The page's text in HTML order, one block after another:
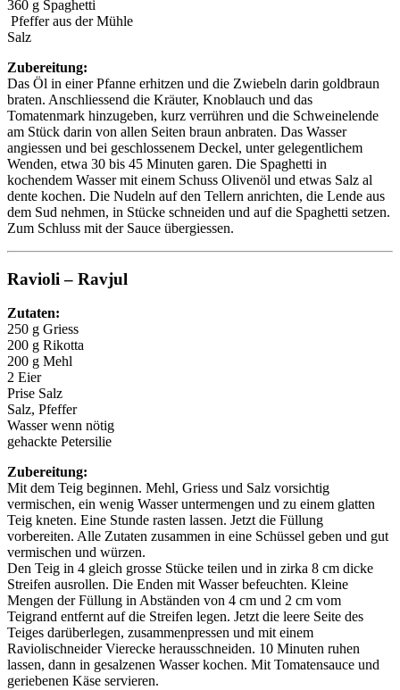
360 g Spaghetti
Pfeffer aus der Mühle
Salz
Zubereitung:
Das Öl in einer Pfanne erhitzen und die Zwiebeln darin goldbraun
braten. Anschliessend die Kräuter, Knoblauch und das
Tomatenmark hinzugeben, kurz verrühren und die Schweinelende
am Stück darin von allen Seiten braun anbraten. Das Wasser
angiessen und bei geschlossenem Deckel, unter gelegentlichem
Wenden, etwa 30 bis 45 Minuten garen. Die Spaghetti in
kochendem Wasser mit einem Schuss Olivenöl und etwas Salz al
dente kochen. Die Nudeln auf den Tellern anrichten, die Lende aus
dem Sud nehmen, in Stücke schneiden und auf die Spaghetti setzen.
Zum Schluss mit der Sauce übergiessen.
Ravioli – Ravjul
Zutaten:
250 g Griess
200 g Rikotta
200 g Mehl
2 Eier
Prise Salz
Salz, Pfeffer
Wasser wenn nötig
gehackte Petersilie
Zubereitung:
Mit dem Teig beginnen. Mehl, Griess und Salz vorsichtig
vermischen, ein wenig Wasser untermengen und zu einem glatten
Teig kneten. Eine Stunde rasten lassen. Jetzt die Füllung
vorbereiten. Alle Zutaten zusammen in eine Schüssel geben und gut
vermischen und würzen.
Den Teig in 4 gleich grosse Stücke teilen und in zirka 8 cm dicke
Streifen ausrollen. Die Enden mit Wasser befeuchten. Kleine
Mengen der Füllung in Abständen von 4 cm und 2 cm vom
Teigrand entfernt auf die Streifen legen. Jetzt die leere Seite des
Teiges darüberlegen, zusammenpressen und mit einem
Raviolischneider Vierecke herausschneiden. 10 Minuten ruhen
lassen, dann in gesalzenen Wasser kochen. Mit Tomatensauce und
geriebenen Käse servieren.